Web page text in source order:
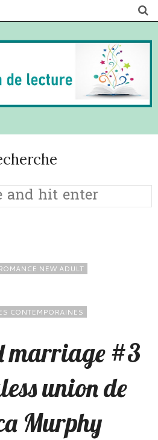
NEW ADULT
CONTEMPORAINES
marriage #3
union de
Murphy